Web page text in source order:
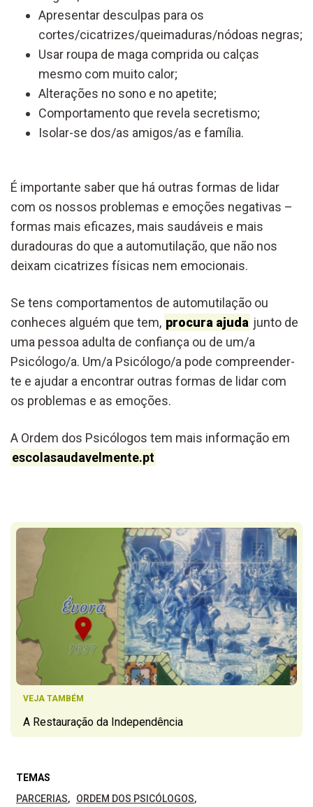
Apresentar desculpas para os
cortes/cicatrizes/queimaduras/nódoas negras;
Usar roupa de maga comprida ou calças
mesmo com muito calor;
Alterações no sono e no apetite;
Comportamento que revela secretismo;
Isolar-se dos/as amigos/as e família.
É importante saber que há outras formas de lidar
com os nossos problemas e emoções negativas –
formas mais eficazes, mais saudáveis e mais
duradouras do que a automutilação, que não nos
deixam cicatrizes físicas nem emocionais.
Se tens comportamentos de automutilação ou
conheces alguém que tem, procura ajuda junto de
uma pessoa adulta de confiança ou de um/a
Psicólogo/a. Um/a Psicólogo/a pode compreender-
te e ajudar a encontrar outras formas de lidar com
os problemas e as emoções.
A Ordem dos Psicólogos tem mais informação em
escolasaudavelmente.pt
VEJA TAMBÉM
A Restauração da Independência
TEMAS
PARCERIAS
ORDEM DOS PSICÓLOGOS